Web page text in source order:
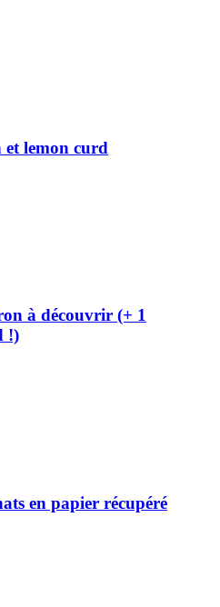
et lemon curd
à découvrir (+ 1
!)
en papier récupéré